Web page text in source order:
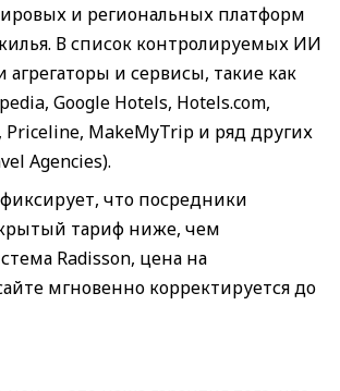
и региональных платформ
В список контролируемых ИИ
агрегаторы и сервисы, такие как
Google Hotels, Hotels.com,
Priceline, MakeMyTrip и ряд других
Agencies).
что посредники
тариф ниже, чем
Radisson, цена на
мгновенно корректируется до